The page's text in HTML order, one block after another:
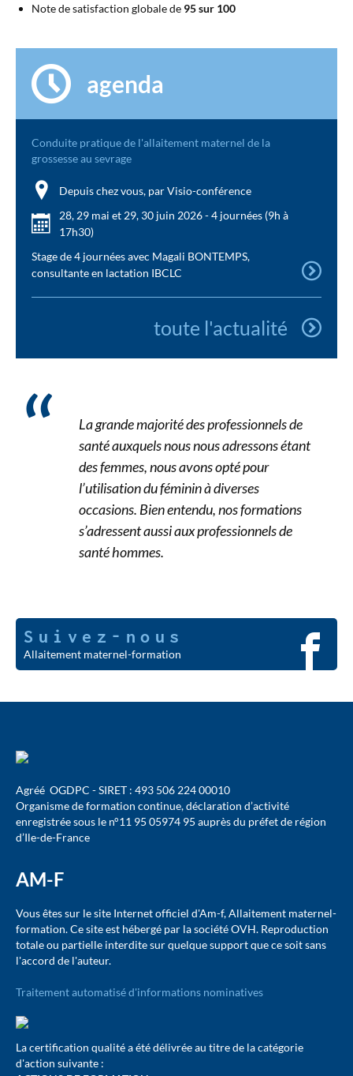
Note de satisfaction globale de 95 sur 100
agenda
Conduite pratique de l'allaitement maternel de la
grossesse au sevrage
Depuis chez vous, par Visio-conférence
28, 29 mai et 29, 30 juin 2026 - 4 journées (9h à
17h30)
Stage de 4 journées avec Magali BONTEMPS,
consultante en lactation IBCLC
toute l'actualité
La grande majorité des professionnels de
santé auxquels nous nous adressons étant
des femmes, nous avons opté pour
l’utilisation du féminin à diverses
occasions. Bien entendu, nos formations
s’adressent aussi aux professionnels de
santé hommes.
Suivez-nous
Allaitement maternel-formation
Agréé OGDPC - SIRET : 493 506 224 00010
Organisme de formation continue, déclaration d’activité
enregistrée sous le n°11 95 05974 95 auprès du préfet de région
d’Ile-de-France
AM-F
Vous êtes sur le site Internet officiel d'Am-f, Allaitement maternel-
formation. Ce site est hébergé par la société OVH. Reproduction
totale ou partielle interdite sur quelque support que ce soit sans
l'accord de l'auteur.
Traitement automatisé d'informations nominatives
La certification qualité a été délivrée au titre de la catégorie
d'action suivante :